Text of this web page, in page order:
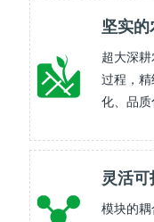
坚实
超大深
过程，
化、品质
灵活
模块的